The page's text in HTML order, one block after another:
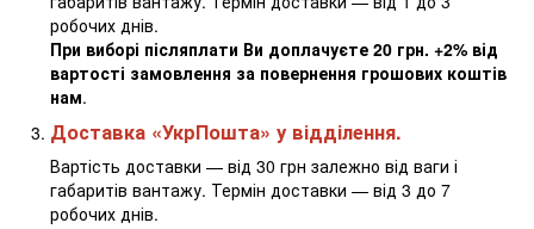
робочих днів.
При виборі післяплати Ви доплачуєте 20 грн. +2% від
вартості замовлення за повернення грошових коштів
нам.
Доставка «УкрПошта» у відділення.
Вартість доставки — від 30 грн залежно від ваги і
габаритів вантажу. Термін доставки — від 3 до 7
робочих днів.